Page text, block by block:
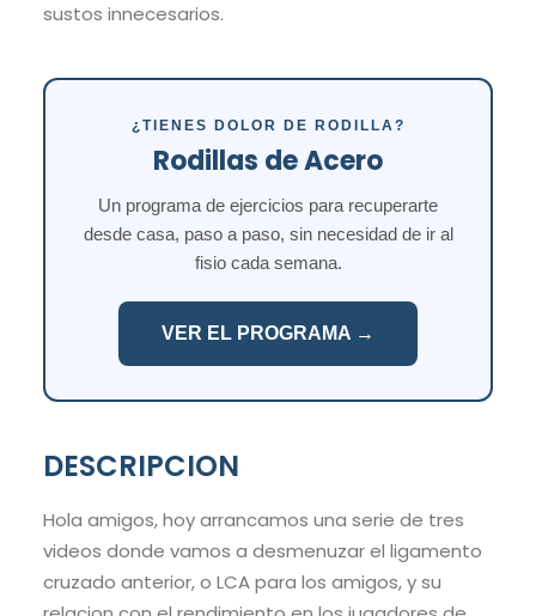
sustos innecesarios.
¿TIENES DOLOR DE RODILLA?
Rodillas de Acero
Un programa de ejercicios para recuperarte
desde casa, paso a paso, sin necesidad de ir al
fisio cada semana.
VER EL PROGRAMA →
DESCRIPCION
Hola amigos, hoy arrancamos una serie de tres
videos donde vamos a desmenuzar el ligamento
cruzado anterior, o LCA para los amigos, y su